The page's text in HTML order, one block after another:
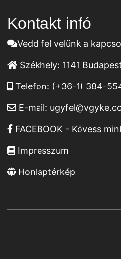
Kontakt infó
Vedd fel velünk a
Székhely: 1141
Telefon: (+36-1) 384-
E-mail:
FACEBOOK - Kövess
Impresszum
Honlaptérkép